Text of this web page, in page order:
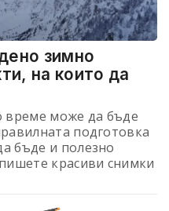
зимно
на които да
време може да бъде
подготовка
бъде и полезно
красиви снимки